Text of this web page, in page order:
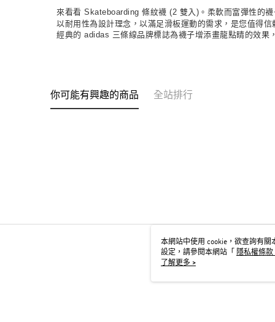
來看看 Skateboarding 條紋襪 (2 雙入)。柔軟而富彈性的
以耐用性為設計理念，以滿足滑板運動的需求，是您值得
經典的 adidas 三條線品牌標誌為襪子增添畫龍點睛的效果
你可能有興趣的商品 全站排行
本網站中使用 cookie，欲查詢有關
設定，請參閱本網站「
隱私權條款
用 cookie。
了解更多 >